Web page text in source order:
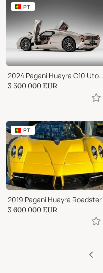
PT
2024 Pagani Huayra C10 Utopia Build Slot
3 500 000 EUR
PT
2019 Pagani Huayra Roadster
3 600 000 EUR